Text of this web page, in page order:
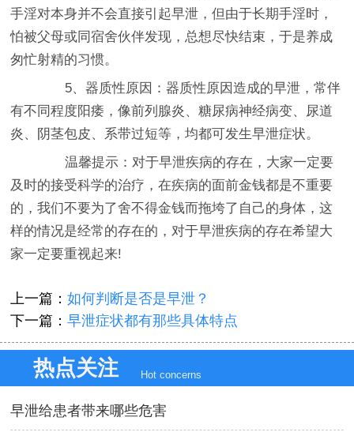
手淫对本身并不会直接引起早泄，但由于长期手淫时，
怕被父母或同宿舍伙伴发现，总想尽快结束，于是养成
匆忙射精的习惯。
5、器质性原因：器质性原因造成的早泄，常伴
有不同程度阳痿，像前列腺炎、糖尿病神经病变、尿道
炎、阴茎包皮、系带过短等，均都可发生早泄症状。
温馨提示：对于早泄疾病的存在，大家一定要
及时的接受科学的治疗，在疾病的面前金钱都是不重要
的，我们不要为了舍不得金钱而拖垮了自己的身体，这
样的情况是经常的存在的，对于早泄疾病的存在希望大
家一定要重视起来!
上一篇：如何判断是否是早泄？
下一篇：早泄症状都有那些具体特点
热点关注 Hot concerns
早泄给患者带来哪些危害